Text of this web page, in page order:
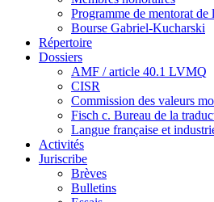
Programme de mentorat de
Bourse Gabriel-Kucharski
Répertoire
Dossiers
AMF / article 40.1 LVMQ
CISR
Commission des valeurs
Fisch c. Bureau de la
Langue française et
Activités
Juriscribe
Brèves
Bulletins